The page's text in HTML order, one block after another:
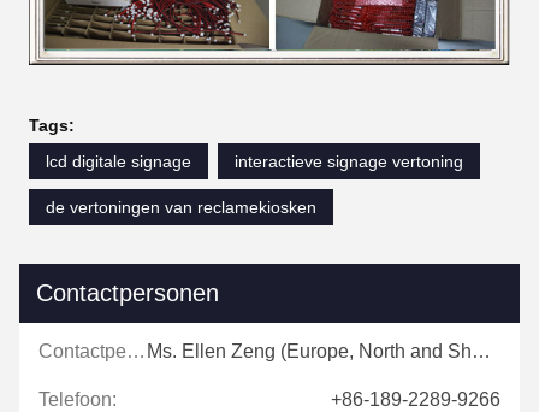
Tags:
lcd digitale signage
interactieve signage vertoning
de vertoningen van reclamekiosken
Contactpersonen
Contactpersonen: Ms. Ellen Zeng (Europe, North and Shouth America)
Telefoon: +86-189-2289-9266